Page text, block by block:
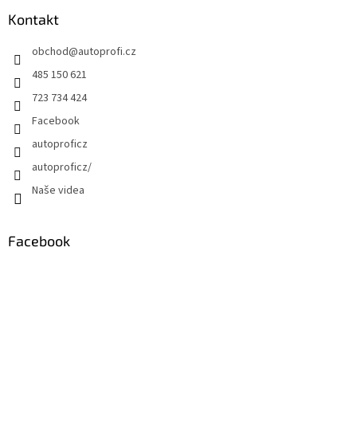
Kontakt
obchod@autoprofi.cz
485 150 621
723 734 424
Facebook
autoproficz
autoproficz/
Naše videa
Facebook